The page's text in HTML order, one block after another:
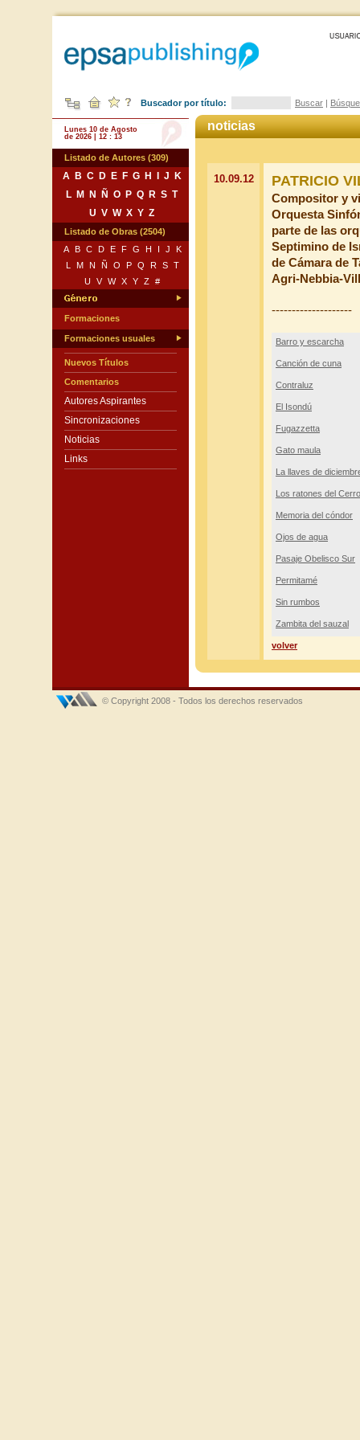
Buscador por título: Buscar |
Lunes 10 de Agosto
de 2026 | 12 : 13
Listado de Autores (309)
A B C D E F G H J
K
L M N Ñ O P Q R S T
U V W X Y Z
Listado de Obras (2504)
A
B C D E F G H I J
K
L
M N Ñ O P Q R S
T
U
V W X Y Z #
Formaciones
Formaciones usuales
Nuevos Títulos
Comentarios
Autores Aspirantes
Sincronizaciones
Noticias
Links
noticias
10.09.12 PATRICIO
Compositor y
Orquesta
parte de las
Septimino de
de Cámara de
Agri-Nebbia-
--------------------
Barro y escarcha
Canción de cuna
Contraluz
El Isondú
Fugazzetta
Gato maula
La llaves de
Los ratones del
Memoria del cóndor
Ojos de agua
Pasaje Obelisco Sur
Permitamé
Sin rumbos
Zambita del sauzal
volver
© Copyright 2008 - Todos los derechos reservados